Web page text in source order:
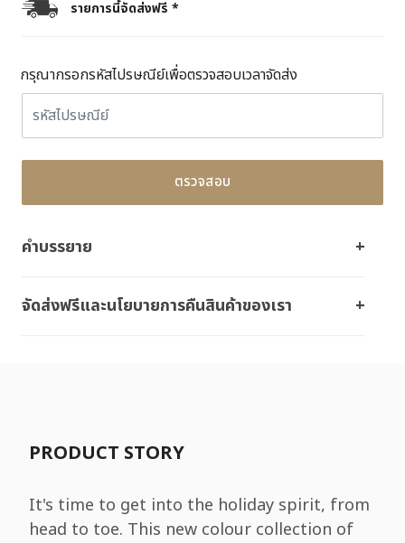
รายการนี้จัดส่งฟรี *
กรุณากรอกรหัสไปรษณีย์เพื่อตรวจสอบเวลาจัดส่ง
ตรวจสอบ
คำบรรยาย
จัดส่งฟรีและนโยบายการคืนสินค้าของเรา
PRODUCT STORY
It's time to get into the holiday spirit, from
head to toe. This new colour collection of